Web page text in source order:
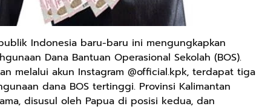
Indonesia baru-baru ini mengungkapkan
Dana Bantuan Operasional Sekolah (BOS).
melalui akun Instagram @official.kpk, terdapat tiga
dana BOS tertinggi. Provinsi Kalimantan
disusul oleh Papua di posisi kedua, dan